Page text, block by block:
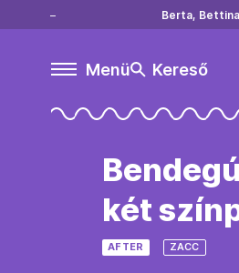
Berta, Bettina
Menü Kereső
két
AFTER ZACC